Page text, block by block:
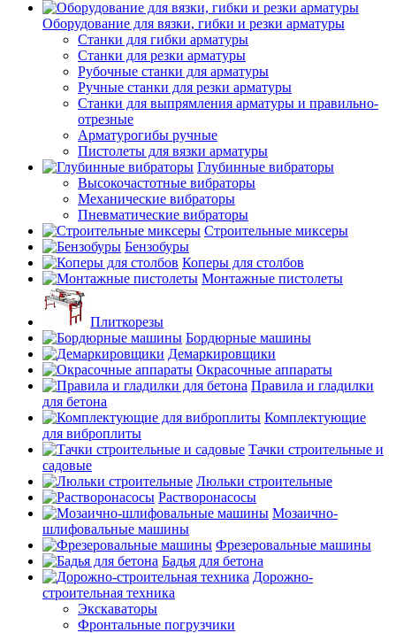
Оборудование для вязки, гибки и резки арматуры
Станки для гибки арматуры
Станки для резки арматуры
Рубочные станки для арматуры
Ручные станки для резки арматуры
Станки для выпрямления арматуры и правильно-
отрезные
Арматурогибы ручные
Пистолеты для вязки арматуры
Глубинные вибраторы
Высокочастотные вибраторы
Механические вибраторы
Пневматические вибраторы
Строительные миксеры
Бензобуры
Коперы для столбов
Монтажные пистолеты
Плиткорезы
Бордюрные машины
Демаркировщики
Окрасочные аппараты
Правила и гладилки
для бетона
Комплектующие
для виброплиты
Тачки строительные и
садовые
Люльки строительные
Растворонасосы
Мозаично-
шлифовальные машины
Фрезеровальные машины
Бадья для бетона
Дорожно-
строительная техника
Экскаваторы
Фронтальные погрузчики